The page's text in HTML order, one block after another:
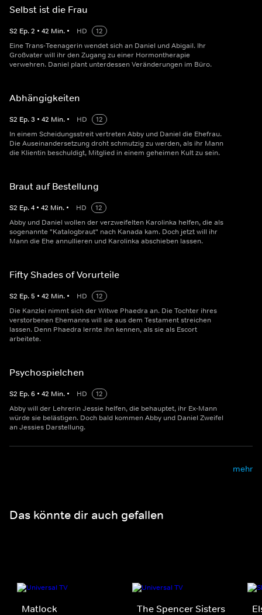
Selbst ist die Frau
S2 Ep.2 • 42 Min. • HD
12
Eine Trans-Teenagerin wendet sich an Daniel und Abigail. Ihr
Großvater will ihr den Zugang zu einer Hormontherapie
verwehren. Daniel plant unterdessen Veränderungen im Büro.
Abhängigkeiten
S2 Ep.3 • 42 Min. • HD
12
In einem Scheidungsstreit vertreten Abby und Daniel die Ehefrau.
Die Auseinandersetzung droht schmutzig zu werden, als ihr Mann
die Klientin beschuldigt, Mitglied in einem geheimen Kult zu sein.
Braut auf Bestellung
S2 Ep.4 • 42 Min. • HD
12
Abby und Daniel wollen der verzweifelten Karolinka helfen, die als
sogenannte "Katalogbraut" nach Kanada kam. Doch jetzt will ihr
Mann die Ehe annullieren und Karolinka abschieben lassen.
Fifty Shades of Vorurteile
S2 Ep.5 • 42 Min. • HD
12
Die Kanzlei nimmt sich der Witwe Phaedra an. Die Tochter ihres
verstorbenen Ehemanns will sie aus dem Testament streichen
lassen. Denn Phaedra lernte ihn kennen, als sie als Escort
arbeitete.
Psychospielchen
S2 Ep.6 • 42 Min. • HD
12
Abby will der Lehrerin Jessie helfen, die behauptet, ihr Ex-Mann
würde sie belästigen. Doch bald kommen Abby und Daniel Zweifel
an Jessies Darstellung.
mehr
Das könnte dir auch gefallen
Matlock The Spencer Sisters